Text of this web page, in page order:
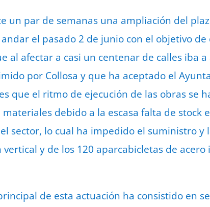
un par de semanas una ampliación del
el pasado 2 de junio con el objetivo
al afectar a casi un centenar de calles iba
por Collosa y que ha aceptado el
que el ritmo de ejecución de las obras se
debido a la escasa falta de stock
sector, lo cual ha impedido el suministro y
y de los 120 aparcabicletas de
de esta actuación ha consistido en